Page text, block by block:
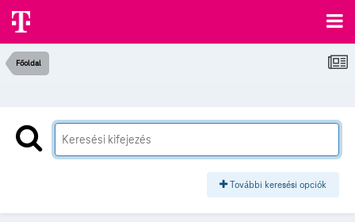
Főoldal
További keresési opciók